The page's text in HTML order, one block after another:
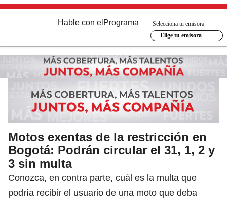
Hable con el Programa
Selecciona tu emisora
Elige tu emisora
Motos exentas de la restricción en
Bogotá: Podrán circular el 31, 1, 2 y
3 sin multa
Conozca, en contra parte, cuál es la multa que
podría recibir el usuario de una moto que deba